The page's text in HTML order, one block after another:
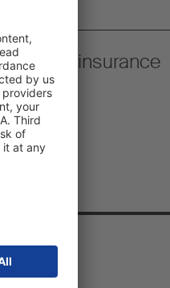
trailer insurance